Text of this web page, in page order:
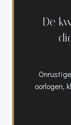
De
oorlogen,